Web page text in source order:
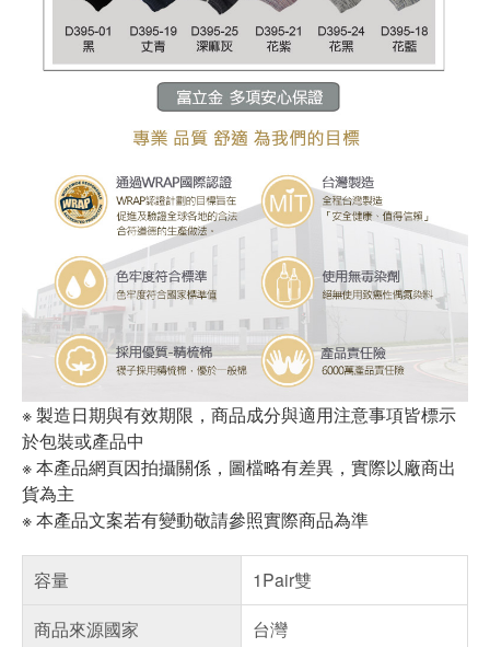
※ 製造日期與有效期限，商品成分與適用注意事項皆標示
於包裝或產品中
※ 本產品網頁因拍攝關係，圖檔略有差異，實際以廠商出
貨為主
※ 本產品文案若有變動敬請參照實際商品為準
容量
1Pair雙
商品來源國家
台灣